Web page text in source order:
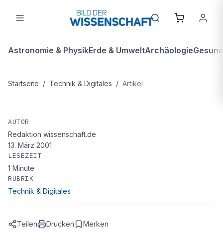
Astronomie & PhysikErde & UmweltArchäologie
Startseite / Technik & Digitales / Artikel
Neuer Helm schützt besser vor
Verletzungen
AUTOR
Redaktion wissenschaft.de
13. März 2001
LESEZEIT
1 Minute
RUBRIK
Technik & Digitales
Teilen Drucken Merken